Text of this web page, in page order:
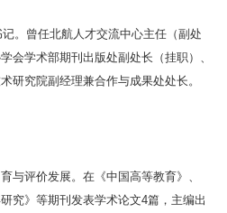
曾任北航人才交流中心主任（副处
会学术部期刊出版处副处长（挂职）、
研究院副经理兼合作与成果处处长。
与评价发展。在《中国高等教育》、
究》等期刊发表学术论文4篇，主编出